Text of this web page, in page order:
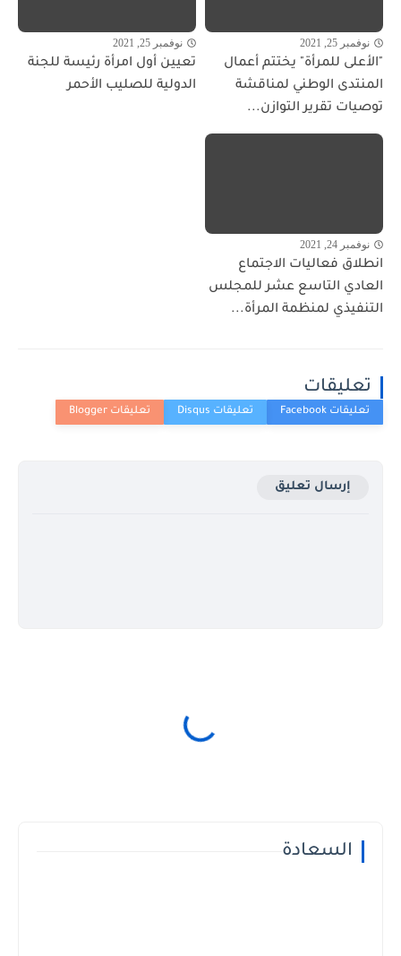
نوفمبر 25, 2021
"الأعلى للمرأة" يختتم أعمال
المنتدى الوطني لمناقشة
توصيات تقرير التوازن...
نوفمبر 25, 2021
تعيين أول امرأة رئيسة للجنة
الدولية للصليب الأحمر
نوفمبر 24, 2021
انطلاق فعاليات الاجتماع
العادي التاسع عشر للمجلس
التنفيذي لمنظمة المرأة...
تعليقات
إرسال تعليق
السعادة